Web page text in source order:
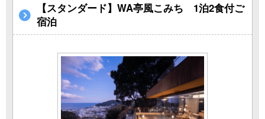
【スタンダード】WA亭風こみち 1泊2食付ご
宿泊